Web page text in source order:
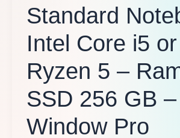
Standard
Intel Core i5 or
Ryzen 5 –
SSD 256 GB –
Window Pro